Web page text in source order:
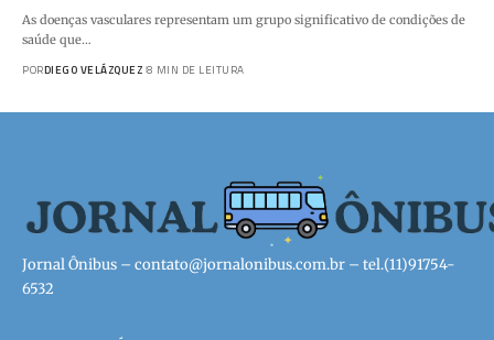
As doenças vasculares representam um grupo significativo de condições de
saúde que…
PORDIEGO VELÁZQUEZ 8 MIN DE LEITURA
Jornal Ônibus – contato@jornalonibus.com.br – tel.(11)91754-
6532